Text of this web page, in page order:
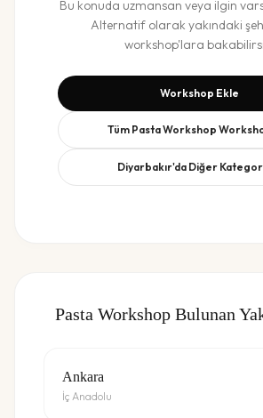
Bu konuda uzmansan veya ilgin
Alternatif olarak yakındaki
workshop'lara
Workshop Ekle
Tüm Pasta Workshop
Diyarbakır'da Diğer
Pasta Workshop Bulunan
Ankara
İç Anadolu